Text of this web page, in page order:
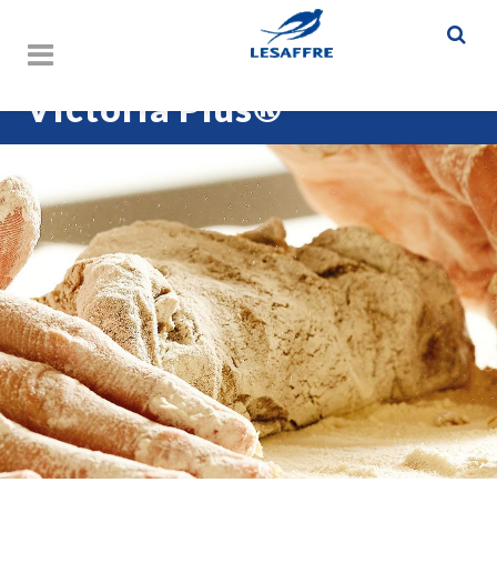
Victoria Plus®